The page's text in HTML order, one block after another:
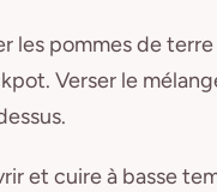
les pommes de
Verser le
et cuire à basse